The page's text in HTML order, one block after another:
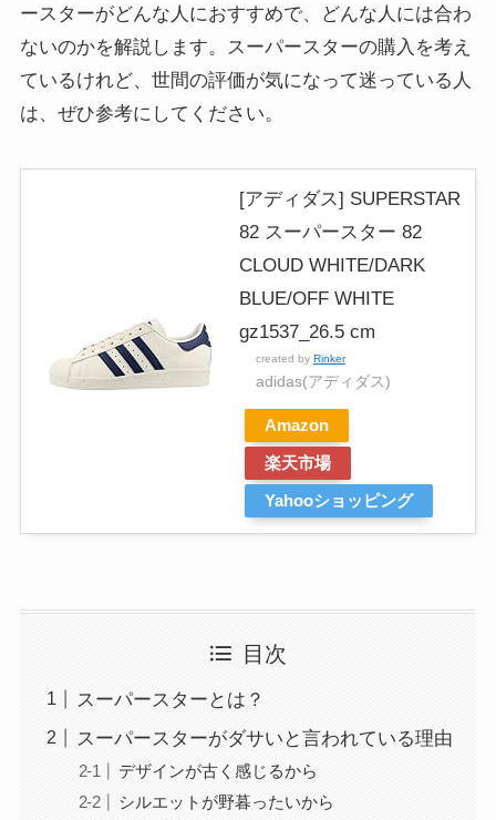
ースターがどんな人におすすめで、どんな人には合わ
ないのかを解説します。スーパースターの購入を考え
ているけれど、世間の評価が気になって迷っている人
は、ぜひ参考にしてください。
[アディダス] SUPERSTAR
82 スーパースター 82
CLOUD WHITE/DARK
BLUE/OFF WHITE
gz1537_26.5 cm
created by Rinker
adidas(アディダス)
Amazon
楽天市場
Yahooショッピング
目次
スーパースターとは？
スーパースターがダサいと言われている理由
デザインが古く感じるから
シルエットが野暮ったいから